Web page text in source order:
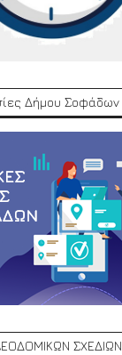
Δήμου Σοφάδων
ΣΧΕΔΙΩΝ